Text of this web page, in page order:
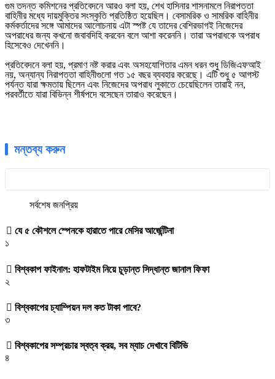
গুম তদন্ত কমিশনের প্রতিবেদনে আরও বলা হয়, শেখ হাসিনার শাসনামলে নিরাপত্তা
বাহিনীর মধ্যে দায়মুক্তির সংস্কৃতি প্রতিষ্ঠিত হয়েছিল। বেসামরিক ও সামরিক বাহিনীর
কর্মকর্তাদের সঙ্গে আমাদের আলোচনায় এটা স্পষ্ট যে তাদের বেশিরভাগই নিজেদের
অপরাধের জন্য কখনো জবাবদিহি করবেন বলে আশা করেননি। তারা অপরাধকে অপরাধ
হিসেবেও দেখেননি।
প্রতিবেদনে বলা হয়, প্রমাণ নষ্ট করার এবং অসহযোগিতার এমন ধরন শুধু ডিজিএফআই
নয়, অন্যান্য নিরাপত্তা বাহিনীগুলো গত ১৫ বছর ব্যবহার করেছে। এটি শুধু ৫ আগস্ট
পর্যন্ত যারা ক্ষমতায় ছিলেন এবং নিজেদের অপরাধ লুকাতে চেয়েছিলেন তারাই নন,
পরবর্তীতে যারা বিভিন্ন শীর্ষপদে বসেছেন তারাও করেছেন।
মন্তব্য করুন
সর্বশেষ জনপ্রিয়
যে ৫ কৌশলে স্পেনকে হারাতে পারে মেসির আর্জেন্টিনা
১
বিশ্বকাপ ফাইনাল: হাফটাইম নিয়ে চূড়ান্ত সিদ্ধান্ত জানাল ফিফা
২
বিশ্বকাপের চ্যাম্পিয়ন দল কত টাকা পাবে?
৩
বিশ্বকাপের সম্প্রচার স্বত্ব ক্রয়, সব ম্যাচ দেখাবে বিটিভি
৪